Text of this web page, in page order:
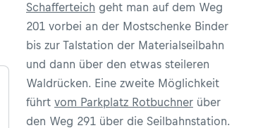
Schafferteich geht man auf dem Weg
201 vorbei an der Mostschenke Binder
bis zur Talstation der Materialseilbahn
und dann über den etwas steileren
Waldrücken. Eine zweite Möglichkeit
führt vom Parkplatz Rotbuchner über
den Weg 291 über die Seilbahnstation.